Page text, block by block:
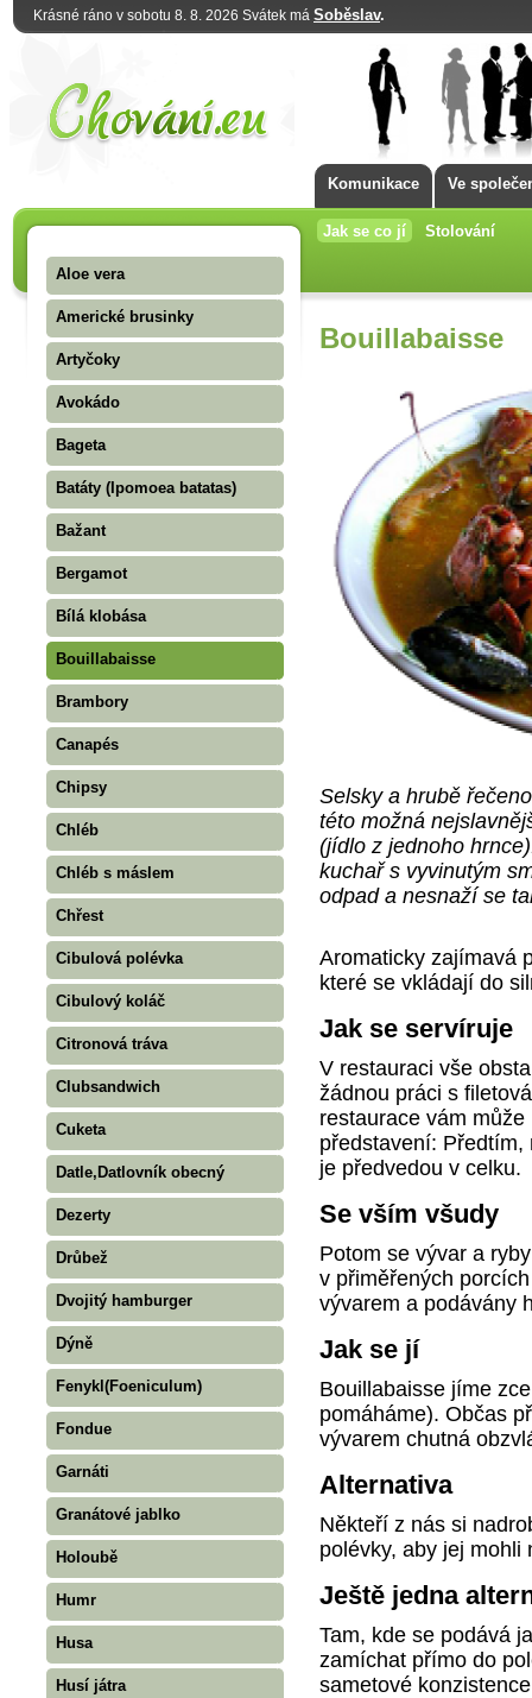
Krásné ráno v sobotu 8. 8. 2026 Svátek má Soběslav.
Komunikace Ve
Jak se co jí Stolování
Aloe vera
Americké brusinky
Artyčoky
Avokádo
Bageta
Batáty (Ipomoea batatas)
Bažant
Bergamot
Bílá klobása
Bouillabaisse
Brambory
Canapés
Chipsy
Chléb
Chléb s máslem
Chřest
Cibulová polévka
Cibulový koláč
Citronová tráva
Clubsandwich
Cuketa
Datle,Datlovník obecný
Dezerty
Drůbež
Dvojitý hamburger
Dýně
Fenykl(Foeniculum)
Fondue
Garnáti
Granátové jablko
Holoubě
Humr
Husa
Husí játra
Bouillabaisse
Selsky a hrubě
této možná
(jídlo z jednoho
kuchař s vyvinutým
odpad a nesnaží se
Aromaticky zajímavá
které se vkládají do
Jak se servíruje
V restauraci vše
žádnou práci s
restaurace vám
představení: Předtím,
je předvedou v celku.
Se vším všudy
Potom se vývar a
v přiměřených
vývarem a podávány
Jak se jí
Bouillabaisse jíme
pomáháme). Občas
vývarem chutná
Alternativa
Někteří z nás si
polévky, aby jej mohli
Ještě jedna
Tam, kde se podává
zamíchat přímo do
sametové